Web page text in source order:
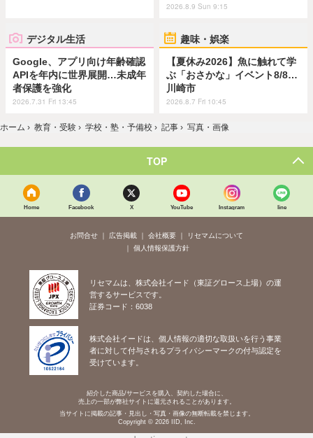
2026.8.9 Sun 9:15
デジタル生活
Google、アプリ向け年齢確認
APIを年内に世界展開…未成年
者保護を強化
2026.7.31 Fri 13:45
趣味・娯楽
【夏休み2026】魚に触れて学
ぶ「おさかな」イベント8/8…
川崎市
2026.8.7 Fri 10:45
ホーム › 教育・受験 › 学校・塾・予備校 › 記事 › 写真・画像
TOP
Home Facebook X YouTube Instagram line
お問合せ 広告掲載 会社概要
リセマムについて
個人情報保護方針
リセマムは、株式会社イード（東証グロース上場）の運
営するサービスです。
証券コード：6038
株式会社イードは、個人情報の適切な取扱いを行う事業
者に対して付与されるプライバシーマークの付与認定を
受けています。
紹介した商品/サービスを購入、契約した場合に、
売上の一部が弊社サイトに還元されることがあります。
当サイトに掲載の記事・見出し・写真・画像の無断転載を禁じます。
Copyright © 2026 IID, Inc.